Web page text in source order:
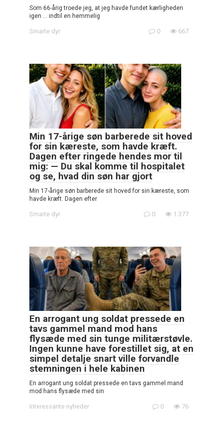
Som 66-årig troede jeg, at jeg havde fundet kærligheden
igen … indtil en hemmelig
Smarte dyr 0 667
Min 17-årige søn barberede sit hoved
for sin kæreste, som havde kræft.
Dagen efter ringede hendes mor til
mig: — Du skal komme til hospitalet
og se, hvad din søn har gjort
Min 17-årige søn barberede sit hoved for sin kæreste, som
havde kræft. Dagen efter
Smarte dyr 0 1.377
En arrogant ung soldat pressede en
tavs gammel mand mod hans
flysæde med sin tunge militærstøvle.
Ingen kunne have forestillet sig, at en
simpel detalje snart ville forvandle
stemningen i hele kabinen
En arrogant ung soldat pressede en tavs gammel mand
mod hans flysæde med sin
Interessante nyheder 0 76